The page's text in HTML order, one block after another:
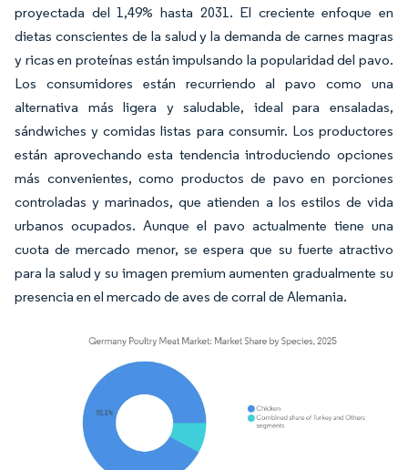
proyectada del 1,49% hasta 2031. El creciente enfoque en
dietas conscientes de la salud y la demanda de carnes magras
y ricas en proteínas están impulsando la popularidad del pavo.
Los consumidores están recurriendo al pavo como una
alternativa más ligera y saludable, ideal para ensaladas,
sándwiches y comidas listas para consumir. Los productores
están aprovechando esta tendencia introduciendo opciones
más convenientes, como productos de pavo en porciones
controladas y marinados, que atienden a los estilos de vida
urbanos ocupados. Aunque el pavo actualmente tiene una
cuota de mercado menor, se espera que su fuerte atractivo
para la salud y su imagen premium aumenten gradualmente su
presencia en el mercado de aves de corral de Alemania.